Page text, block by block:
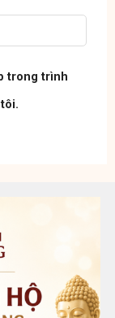
trong trình